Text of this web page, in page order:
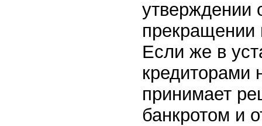
утверждении
прекращении
Если же в
кредиторами
принимает
банкротом и